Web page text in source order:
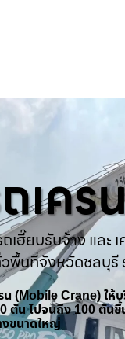
เค
ถเฮี๊ยบรับจ้าง แล
พื้นที่จังหวัดชลบุรี
น (Mobile Crane) ใ
ตัน ไปจนถึง 100 ตัน
งขนาดใหญ่